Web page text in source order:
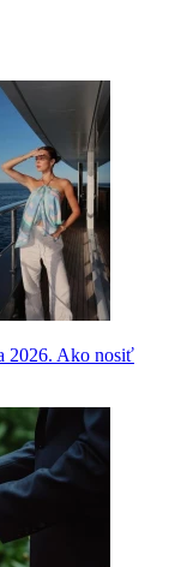
2026. Ako nosiť